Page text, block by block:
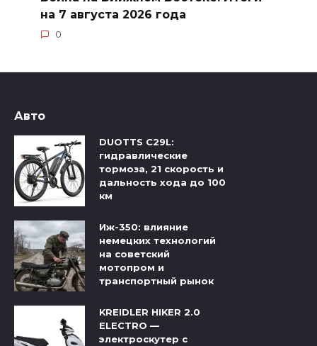
на 7 августа 2026 года
0
Авто
DUOTTS C29L:
гидравлические
тормоза, 21 скорость и
дальность хода до 100
км
Иж-350: влияние
немецких технологий
на советский
мотопром и
транспортный рынок
KREIDLER HIKER 2.0
ELECTRO —
электроскутер с